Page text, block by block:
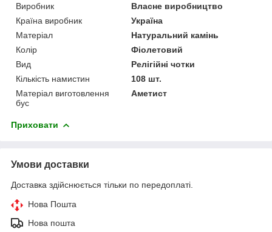
Виробник
Власне виробництво
Країна виробник
Україна
Матеріал
Натуральний камінь
Колір
Фіолетовий
Вид
Релігійні чотки
Кількість намистин
108 шт.
Матеріал виготовлення
бус
Аметист
Приховати
Умови доставки
Доставка здійснюється тільки по передоплаті.
Нова Пошта
Нова пошта